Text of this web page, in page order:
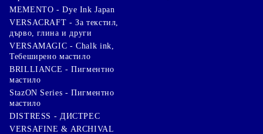
MEMENTO - Dye Ink Japan
VERSACRAFT - За текстил,
дърво, глина и други
VERSAMAGIC - Chalk ink,
Тебеширено мастило
BRILLIANCE - Пигментно
мастило
StazON Series - Пигментно
мастило
DISTRESS - ДИСТРЕС
VERSAFINE & ARCHIVAL